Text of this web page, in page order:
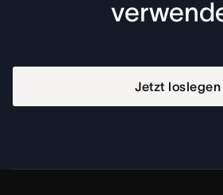
Jetzt loslegen